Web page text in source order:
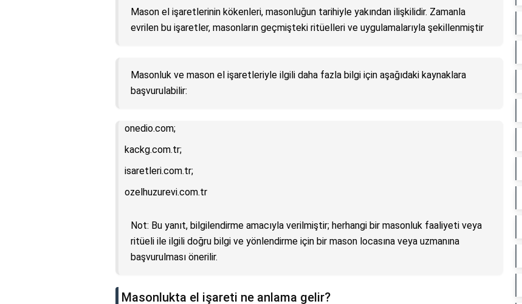
Mason el işaretlerinin kökenleri, masonluğun tarihiyle yakından ilişkilidir. Zamanla
evrilen bu işaretler, masonların geçmişteki ritüelleri ve uygulamalarıyla şekillenmiştir
Masonluk ve mason el işaretleriyle ilgili daha fazla bilgi için aşağıdaki kaynaklara
başvurulabilir:
onedio.com;
kackg.com.tr;
isaretleri.com.tr;
ozelhuzurevi.com.tr
Not: Bu yanıt, bilgilendirme amacıyla verilmiştir; herhangi bir masonluk faaliyeti veya
ritüeli ile ilgili doğru bilgi ve yönlendirme için bir mason locasına veya uzmanına
başvurulması önerilir.
Masonlukta el işareti ne anlama gelir?